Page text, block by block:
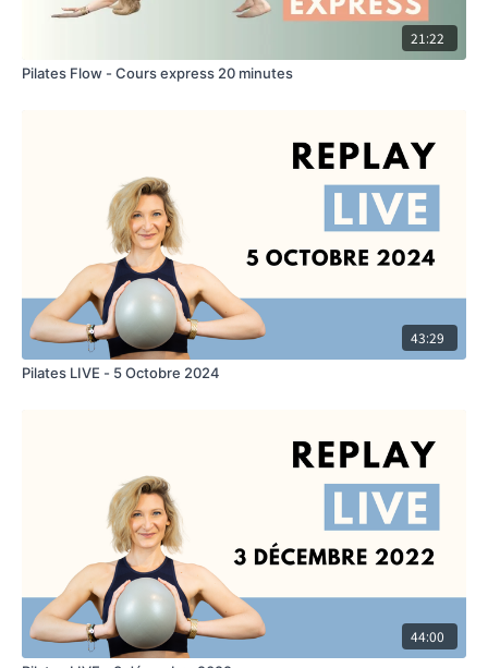
21:22
Pilates Flow - Cours express 20 minutes
43:29
Pilates LIVE - 5 Octobre 2024
44:00